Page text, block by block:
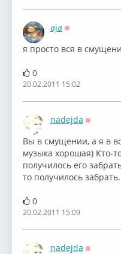
aja
я просто вся в
0
20.02.2011 15:02
nadejda
Вы в смущении, а я в
музыка хорошая) Кто-
получилось его
то получилось
0
20.02.2011 15:09
nadejda